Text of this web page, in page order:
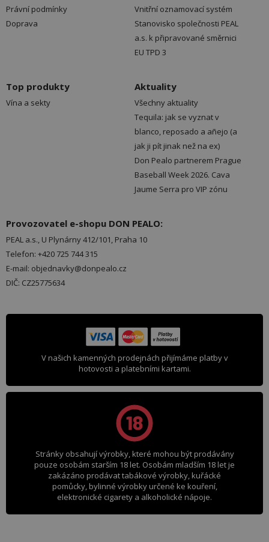
Právní podmínky
Doprava
Vnitřní oznamovací systém
Stanovisko společnosti PEAL
a.s. k připravované směrnici
EU TPD 3
Top produkty
Vína a sekty
Aktuality
Všechny aktuality
Tequila: jak se vyznat v
blanco, reposado a añejo (a
jak ji pít jinak než na ex)
Don Pealo partnerem Prague
Baseball Week 2026. Cava
Jaume Serra pro VIP zónu
Provozovatel e-shopu DON PEALO:
PEAL a.s., U Plynárny 412/101, Praha 10
Telefon: +420 725 744 315
E-mail: objednavky@donpealo.cz
DIČ: CZ25775634
V našich kamenných prodejnách přijímáme platby v
hotovosti a platebními kartami.
Stránky obsahují výrobky, které mohou být prodávány
pouze osobám starším 18 let. Osobám mladším 18 let je
zakázáno prodávat tabákové výrobky, kuřácké
pomůcky, bylinné výrobky určené ke kouření,
elektronické cigarety a alkoholické nápoje.